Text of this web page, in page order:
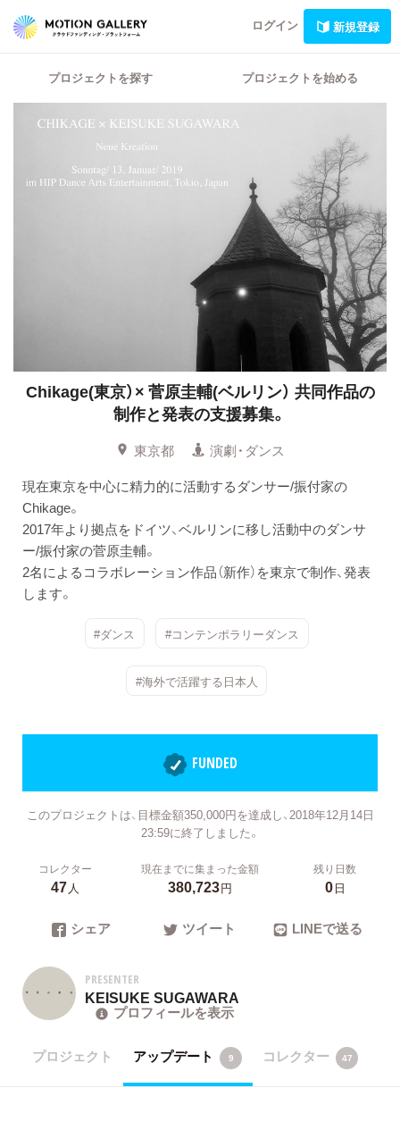
ログイン 新規登録
プロジェクトを探す プロジェクトを始める
Chikage(東京）× 菅原圭輔(ベルリン） 共同作品の
制作と発表の支援募集。
東京都
演劇・ダンス
現在東京を中心に精力的に活動するダンサー/振付家の
Chikage。
2017年より拠点をドイツ、ベルリンに移し活動中のダンサ
ー/振付家の菅原圭輔。
2名によるコラボレーション作品（新作）を東京で制作、発表
します。
#ダンス #コンテンポラリーダンス
#海外で活躍する日本人
FUNDED
このプロジェクトは、目標金額350,000円を達成し、2018年12月14日
23:59に終了しました。
コレクター
47人
現在までに集まった金額
380,723円
残り日数
0日
シェア ツイート LINEで送る
PRESENTER
KEISUKE SUGAWARA
プロフィールを表示
プロジェクト アップデート 9 コレクター 47